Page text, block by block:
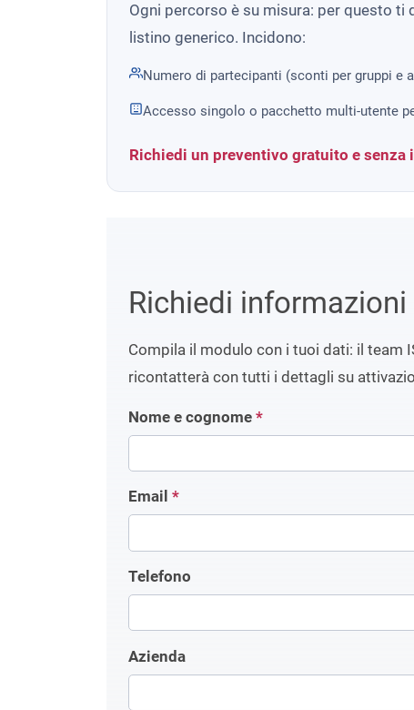
Ogni percorso è su misura: per questo ti
listino generico. Incidono:
Numero di partecipanti (sconti per gruppi e
Accesso singolo o pacchetto multi-utente
Richiedi un preventivo gratuito e senza
Richiedi
Compila il modulo con i tuoi dati: il team
ricontatterà con tutti i dettagli su
Nome e cognome *
Email *
Telefono
Azienda